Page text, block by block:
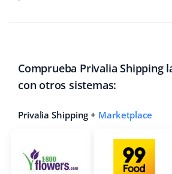
Comprueba Privalia Shipping
con otros sistemas:
Privalia Shipping + Marketplace